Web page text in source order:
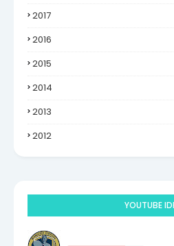
2017
2016
2015
2014
2013
2012
YOUTUBE